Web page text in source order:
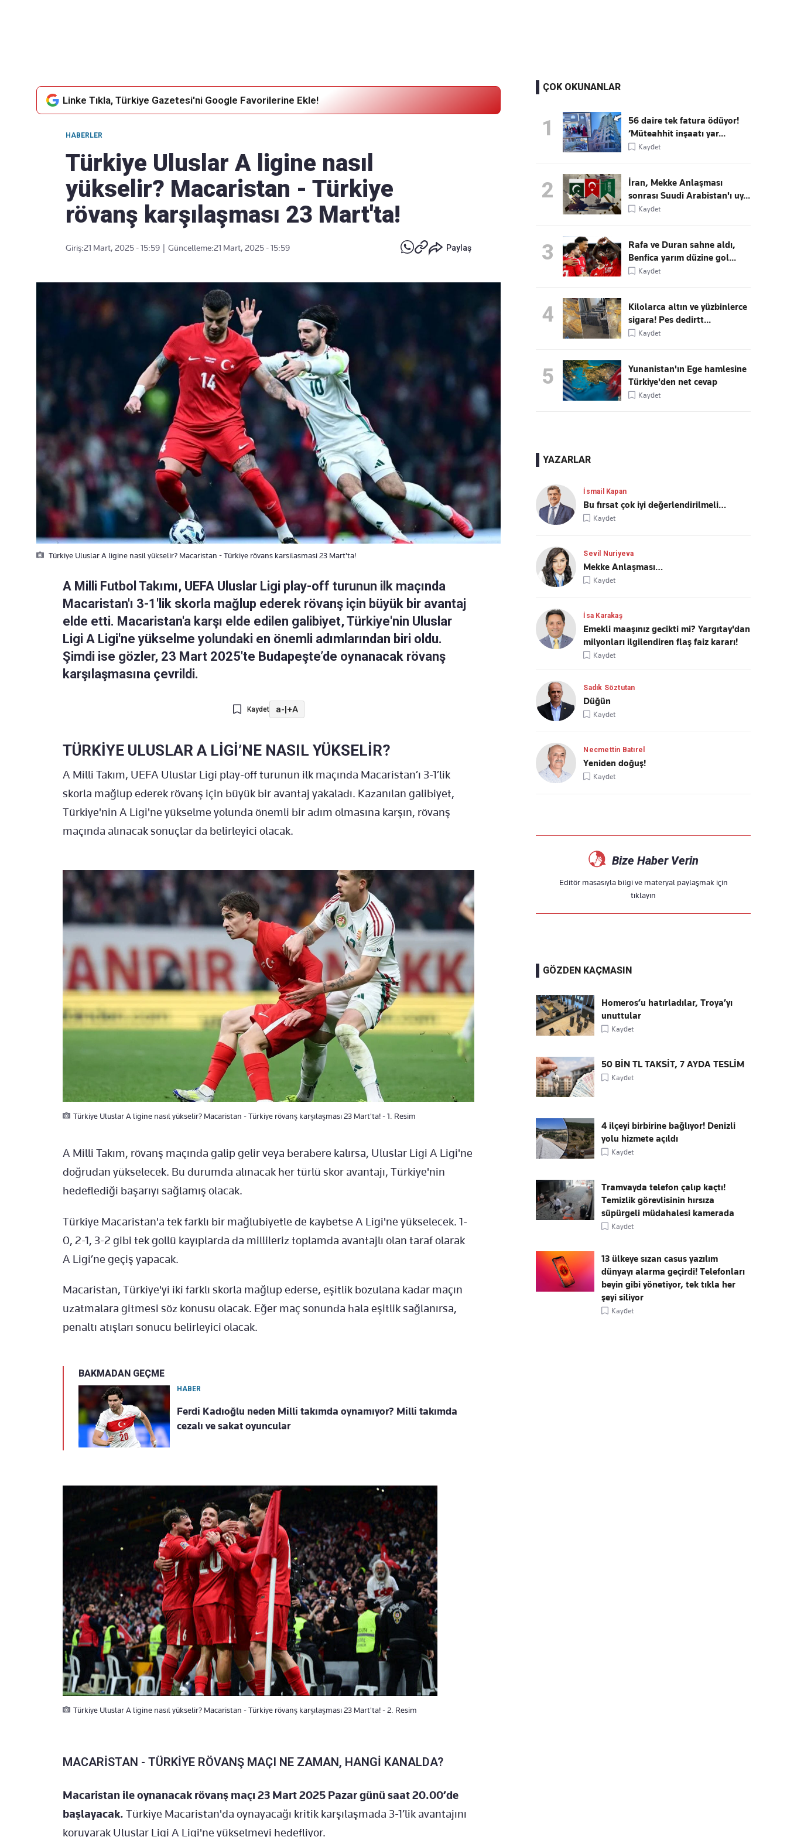
Linke Tıkla, Türkiye Gazetesi'ni Google Favorilerine Ekle!
HABERLER
Türkiye Uluslar A ligine nasıl
yükselir? Macaristan - Türkiye
rövanş karşılaşması 23 Mart'ta!
Giriş:21 Mart, 2025 - 15:59 Güncelleme:21 Mart, 2025 - 15:59 Paylaş
Türkiye Uluslar A ligine nasil yükselir? Macaristan - Türkiye rövans karsilasmasi 23 Mart'ta!
A Milli Futbol Takımı, UEFA Uluslar Ligi play-off turunun ilk maçında
Macaristan'ı 3-1'lik skorla mağlup ederek rövanş için büyük bir avantaj
elde etti. Macaristan'a karşı elde edilen galibiyet, Türkiye'nin Uluslar
Ligi A Ligi'ne yükselme yolundaki en önemli adımlarından biri oldu.
Şimdi ise gözler, 23 Mart 2025'te Budapeşte’de oynanacak rövanş
karşılaşmasına çevrildi.
Kaydet a-|+A
TÜRKİYE ULUSLAR A LİGİ’NE NASIL YÜKSELİR?
A Milli Takım, UEFA Uluslar Ligi play-off turunun ilk maçında Macaristan’ı 3-1’lik
skorla mağlup ederek rövanş için büyük bir avantaj yakaladı. Kazanılan galibiyet,
Türkiye'nin A Ligi'ne yükselme yolunda önemli bir adım olmasına karşın, rövanş
maçında alınacak sonuçlar da belirleyici olacak.
Türkiye Uluslar A ligine nasıl yükselir? Macaristan - Türkiye rövanş karşılaşması 23 Mart'ta! - 1. Resim
A Milli Takım, rövanş maçında galip gelir veya berabere kalırsa, Uluslar Ligi A Ligi'ne
doğrudan yükselecek. Bu durumda alınacak her türlü skor avantajı, Türkiye'nin
hedeflediği başarıyı sağlamış olacak.
Türkiye Macaristan'a tek farklı bir mağlubiyetle de kaybetse A Ligi'ne yükselecek. 1-
0, 2-1, 3-2 gibi tek gollü kayıplarda da millileriz toplamda avantajlı olan taraf olarak
A Ligi’ne geçiş yapacak.
Macaristan, Türkiye'yi iki farklı skorla mağlup ederse, eşitlik bozulana kadar maçın
uzatmalara gitmesi söz konusu olacak. Eğer maç sonunda hala eşitlik sağlanırsa,
penaltı atışları sonucu belirleyici olacak.
BAKMADAN GEÇME
HABER
Ferdi Kadıoğlu neden Milli takımda oynamıyor? Milli takımda
cezalı ve sakat oyuncular
Türkiye Uluslar A ligine nasıl yükselir? Macaristan - Türkiye rövanş karşılaşması 23 Mart'ta! - 2. Resim
MACARİSTAN - TÜRKİYE RÖVANŞ MAÇI NE ZAMAN, HANGİ KANALDA?
Macaristan ile oynanacak rövanş maçı 23 Mart 2025 Pazar günü saat 20.00’de
başlayacak. Türkiye Macaristan'da oynayacağı kritik karşılaşmada 3-1’lik avantajını
koruyarak Uluslar Ligi A Ligi'ne yükselmeyi hedefliyor.
ÇOK OKUNANLAR
1
56 daire tek fatura ödüyor!
‘Müteahhit inşaatı yar...
Kaydet
2
İran, Mekke Anlaşması
sonrası Suudi Arabistan'ı uy...
Kaydet
3
Rafa ve Duran sahne aldı,
Benfica yarım düzine gol...
Kaydet
4
Kilolarca altın ve yüzbinlerce
sigara! Pes dedirtt...
Kaydet
5
Yunanistan'ın Ege hamlesine
Türkiye'den net cevap
Kaydet
YAZARLAR
İsmail Kapan
Bu fırsat çok iyi değerlendirilmeli…
Kaydet
Sevil Nuriyeva
Mekke Anlaşması…
Kaydet
İsa Karakaş
Emekli maaşınız gecikti mi? Yargıtay'dan
milyonları ilgilendiren flaş faiz kararı!
Kaydet
Sadık Söztutan
Düğün
Kaydet
Necmettin Batırel
Yeniden doğuş!
Kaydet
Bize Haber Verin
Editör masasıyla bilgi ve materyal paylaşmak için
tıklayın
GÖZDEN KAÇMASIN
Homeros’u hatırladılar, Troya’yı
unuttular
Kaydet
50 BİN TL TAKSİT, 7 AYDA TESLİM
Kaydet
4 ilçeyi birbirine bağlıyor! Denizli
yolu hizmete açıldı
Kaydet
Tramvayda telefon çalıp kaçtı!
Temizlik görevlisinin hırsıza
süpürgeli müdahalesi kamerada
Kaydet
13 ülkeye sızan casus yazılım
dünyayı alarma geçirdi! Telefonları
beyin gibi yönetiyor, tek tıkla her
şeyi siliyor
Kaydet